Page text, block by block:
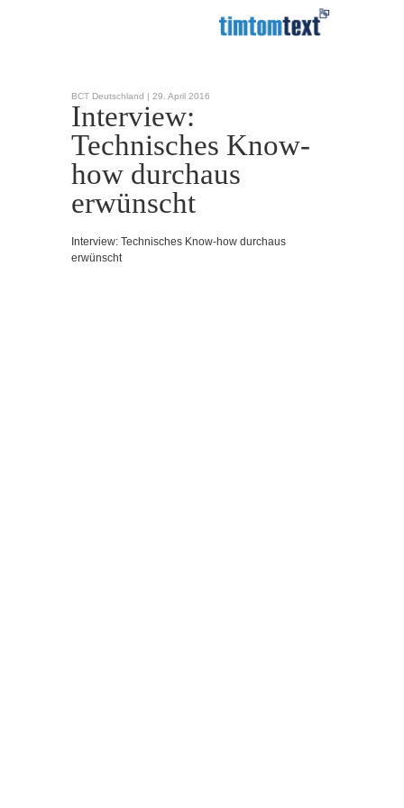
BCT Deutschland | 29. April 2016
Interview:
Technisches Know-
how durchaus
erwünscht
Interview: Technisches Know-how durchaus
erwünscht